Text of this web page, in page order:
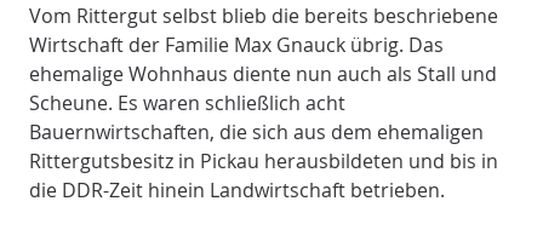
Vom Rittergut selbst blieb die bereits beschriebene
Wirtschaft der Familie Max Gnauck übrig. Das
ehemalige Wohnhaus diente nun auch als Stall und
Scheune. Es waren schließlich acht
Bauernwirtschaften, die sich aus dem ehemaligen
Rittergutsbesitz in Pickau herausbildeten und bis in
die DDR-Zeit hinein Landwirtschaft betrieben.